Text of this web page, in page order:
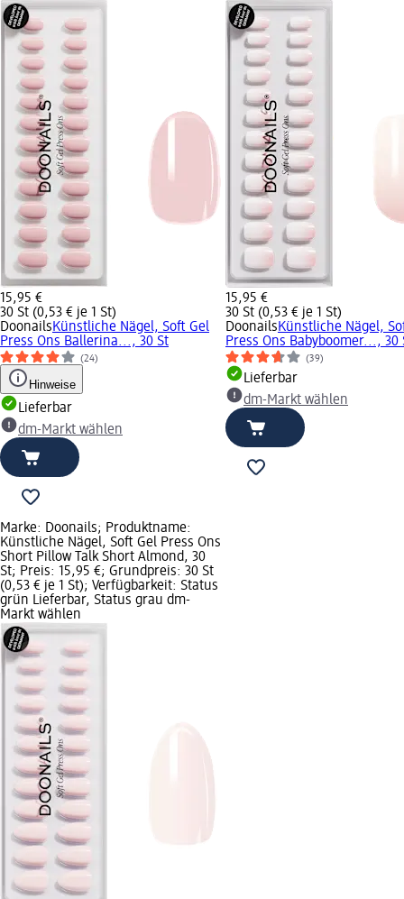
15,95 €
30 St (0,53 € je 1 St)
DoonailsKünstliche Nägel, Soft Gel
Press Ons Ballerina..., 30 St
(24)
Hinweise
Lieferbar
dm-Markt wählen
15,95 €
30 St (0,53 € je 1 St)
DoonailsKünstliche Nägel,
Press Ons Babyboomer..., 30
(39)
Lieferbar
dm-Markt wählen
Marke: Doonails; Produktname:
Künstliche Nägel, Soft Gel Press Ons
Short Pillow Talk Short Almond, 30
St; Preis: 15,95 €; Grundpreis: 30 St
(0,53 € je 1 St); Verfügbarkeit: Status
grün Lieferbar, Status grau dm-
Markt wählen